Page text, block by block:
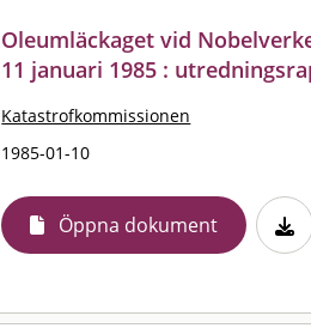
Oleumläckaget vid
11 januari 1985 :
Katastrofkommissionen
1985-01-10
Öppna dokument